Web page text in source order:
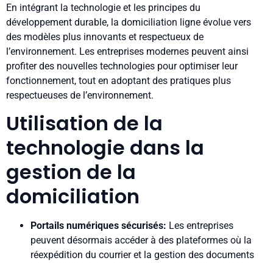
En intégrant la technologie et les principes du
développement durable, la domiciliation ligne évolue vers
des modèles plus innovants et respectueux de
l’environnement. Les entreprises modernes peuvent ainsi
profiter des nouvelles technologies pour optimiser leur
fonctionnement, tout en adoptant des pratiques plus
respectueuses de l’environnement.
Utilisation de la
technologie dans la
gestion de la
domiciliation
Portails numériques sécurisés: Les entreprises
peuvent désormais accéder à des plateformes où la
réexpédition du courrier et la gestion des documents